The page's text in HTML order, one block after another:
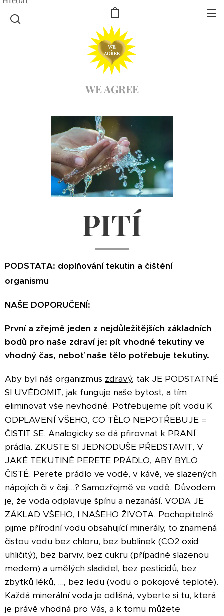
WE AGREE
PITÍ
PODSTATA: doplňování tekutin a čištění
organismu
NAŠE DOPORUČENÍ:
První a zřejmě jeden z nejdůležitějších základních
bodů pro naše zdraví je: pít vhodné tekutiny ve
vhodný čas, neboť naše tělo potřebuje tekutiny.
Aby byl náš organizmus zdravý, tak JE PODSTATNÉ
SI UVĚDOMIT, jak funguje naše bytost, a tím
eliminovat vše nevhodné. Potřebujeme pít vodu K
ODPLAVENÍ VŠEHO, CO TĚLO NEPOTŘEBUJE =
ČISTIT SE. Analogicky se dá přirovnat k PRANÍ
prádla. ZKUSTE SI JEDNODUŠE PŘEDSTAVIT, V
JAKÉ TEKUTINĚ PERETE PRÁDLO, ABY BYLO
ČISTÉ. Perete prádlo ve vodě, v kávě, ve slazených
nápojích či v čaji...? Samozřejmě ve vodě. Důvodem
je, že voda odplavuje špínu a nezanáší. VODA JE
ZÁKLAD VŠEHO, I NAŠEHO ŽIVOTA. Pochopitelně
pijme přírodní vodu obsahující minerály, to znamená
čistou vodu bez chloru, bez bublinek (CO2 oxid
uhličitý), bez barviv, bez cukru (případně slazenou
medem) a umělých sladidel, bez pesticidů, bez
zbytků léků, ..., bez ledu (vodu o pokojové teplotě).
Každá minerální voda je odlišná, vyberte si tu, která
je právě vhodná pro Vás, a k tomu můžete